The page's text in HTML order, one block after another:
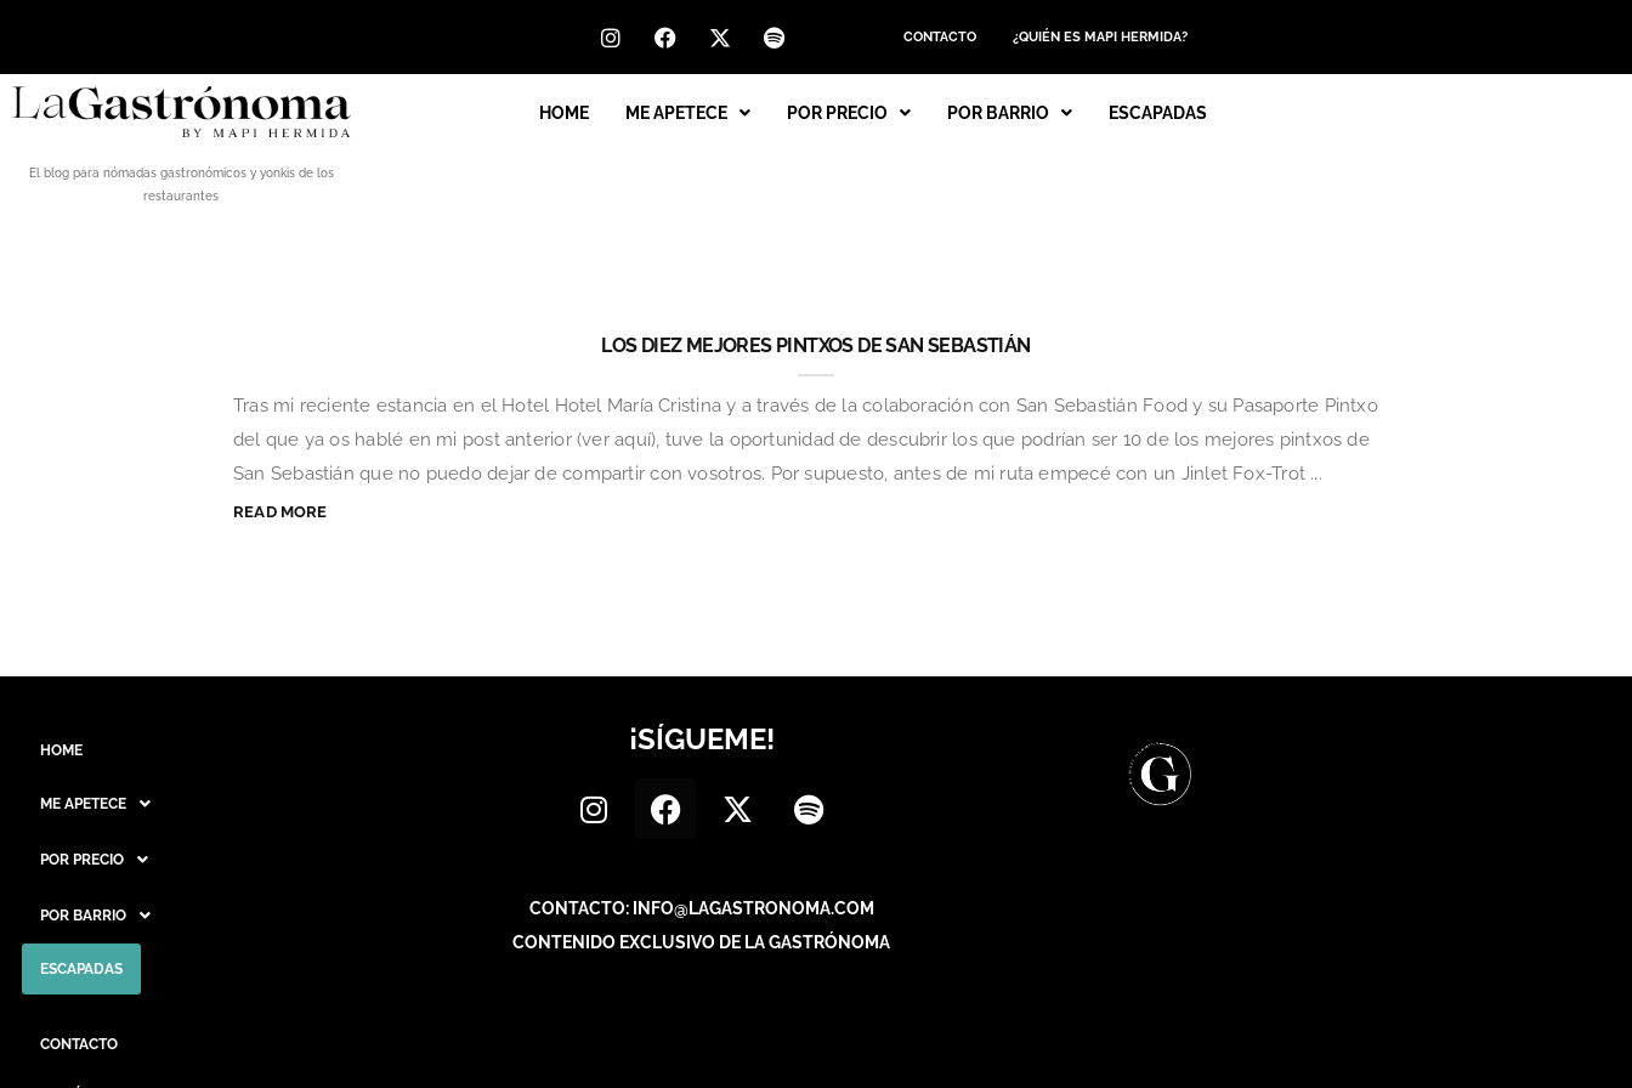
CONTACTO ¿QUIÉN ES MAPI HERMIDA?
El blog para nómadas gastronómicos y yonkis de los
restaurantes
HOME ME APETECE POR PRECIO POR BARRIO ESCAPADAS
LOS DIEZ MEJORES PINTXOS DE SAN SEBASTIÁN
Tras mi reciente estancia en el Hotel Hotel María Cristina y a través de la colaboración con San Sebastián Food y su Pasaporte Pintxo
del que ya os hablé en mi post anterior (ver aquí), tuve la oportunidad de descubrir los que podrían ser 10 de los mejores pintxos de
San Sebastián que no puedo dejar de compartir con vosotros. Por supuesto, antes de mi ruta empecé con un Jinlet Fox-Trot ...
READ MORE
HOME
ME APETECE
POR PRECIO
POR BARRIO
ESCAPADAS
CONTACTO
¡SÍGUEME!
CONTACTO: INFO@LAGASTRONOMA.COM
CONTENIDO EXCLUSIVO DE LA GASTRÓNOMA